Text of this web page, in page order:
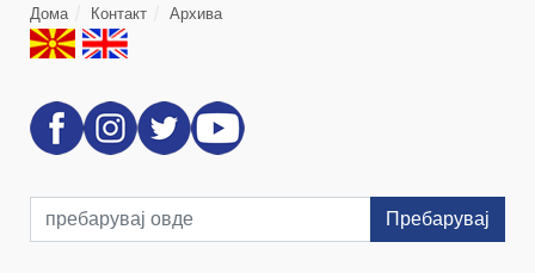
Дома Контакт Архива
Пребарувај